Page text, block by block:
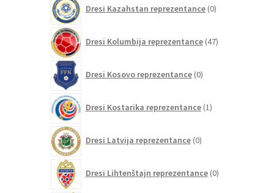
Dresi Kazahstan reprezentance 0izdelkov
Dresi Kolumbija reprezentance 47izdelkov
Dresi Kosovo reprezentance 0izdelkov
Dresi Kostarika reprezentance 1izdelek
Dresi Latvija reprezentance 0izdelkov
Dresi Lihtenštajn reprezentance 0izdelkov